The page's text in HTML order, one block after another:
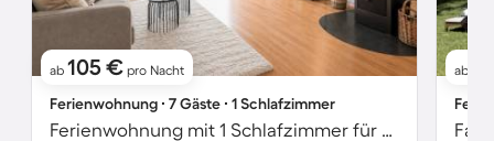
ab 105 € pro Nacht
Ferienwohnung ∙ 7 Gäste ∙ 1 Schlafzimmer
Ferienwohnung mit 1 Schlafzimmer für 7 Personen
ab